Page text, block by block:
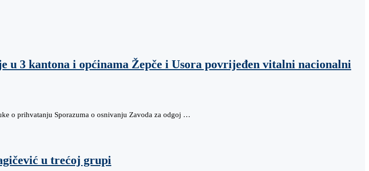
u 3 kantona i općinama Žepče i Usora povrijeđen vitalni nacionalni
o prihvatanju Sporazuma o osnivanju Zavoda za odgoj …
u trećoj grupi